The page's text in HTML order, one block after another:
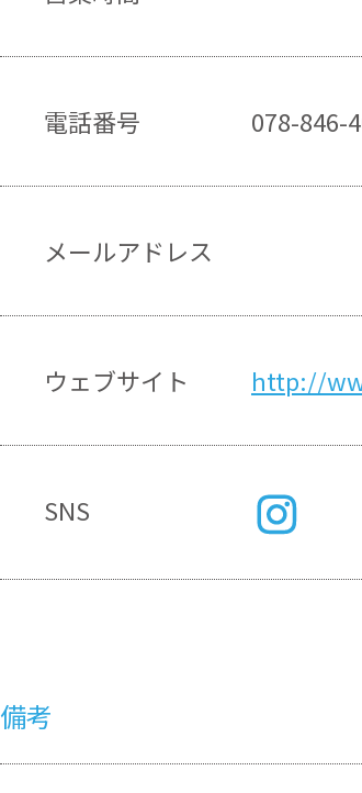
電話番号 078-846-
メールアドレス
ウェブサイト http://
SNS
備考